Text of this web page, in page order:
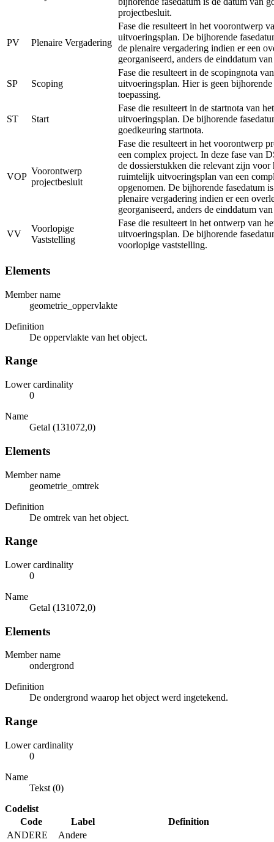
projectbesluit.
PV Plenaire Vergadering
Fase die resulteert in het voorontwerp
uitvoeringsplan. De bijhorende
de plenaire vergadering indien er een
georganiseerd, anders de einddatum
SP Scoping
Fase die resulteert in de scopingnota
uitvoeringsplan. Hier is geen bijhorende
toepassing.
ST Start
Fase die resulteert in de startnota van
uitvoeringsplan. De bijhorende
goedkeuring startnota.
VOP
Voorontwerp
projectbesluit
Fase die resulteert in het voorontwerp
een complex project. In deze fase van
de dossierstukken die relevant zijn
ruimtelijk uitvoeringsplan van een
opgenomen. De bijhorende fasedatum
plenaire vergadering indien er een
georganiseerd, anders de einddatum
VV
Voorlopige
Vaststelling
Fase die resulteert in het ontwerp van
uitvoeringsplan. De bijhorende
voorlopige vaststelling.
Elements
Member name
geometrie_oppervlakte
Definition
De oppervlakte van het object.
Range
Lower cardinality
0
Name
Getal (131072,0)
Elements
Member name
geometrie_omtrek
Definition
De omtrek van het object.
Range
Lower cardinality
0
Name
Getal (131072,0)
Elements
Member name
ondergrond
Definition
De ondergrond waarop het object werd ingetekend.
Range
Lower cardinality
0
Name
Tekst (0)
Codelist
Code
Label
Definition
ANDERE
Andere